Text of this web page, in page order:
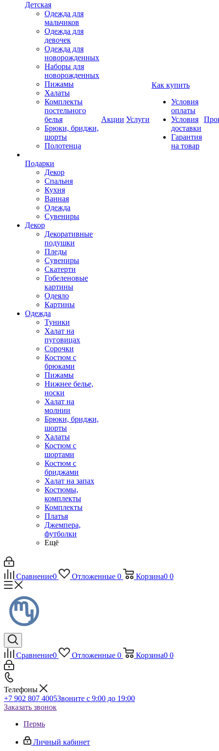
Детская
Одежда для
мальчиков
Одежда для
девочек
Одежда для
новорожденных
Наборы для
новорожденных
Пижамы
Халаты
Комплекты
постельного
белья
Брюки, бриджи,
шорты
Полотенца
Подарки
Декор
Спальня
Кухня
Ванная
Одежда
Сувениры
Декор
Декоративные
подушки
Пледы
Сувениры
Скатерти
Гобеленовые
картины
Одеяло
Картины
Одежда
Туники
Халат на
пуговицах
Сорочки
Костюм с
брюками
Пижамы
Нижнее белье,
носки
Халат на
молнии
Брюки, бриджи,
шорты
Халаты
Костюм с
шортами
Костюм с
бриджами
Халат на запах
Костюмы,
комплекты
Комплекты
Платья
Джемпера,
футболки
Ещё
Акции Услуги
Как купить
Условия
оплаты
Условия
доставки
Гарантия
на товар
Сравнение0 Отложенные 0 Корзина0 0
Сравнение0 Отложенные 0 Корзина0 0
Телефоны
+7 902 807 4005Звоните с 9:00 до 19:00
Заказать звонок
Пермь
Личный кабинет